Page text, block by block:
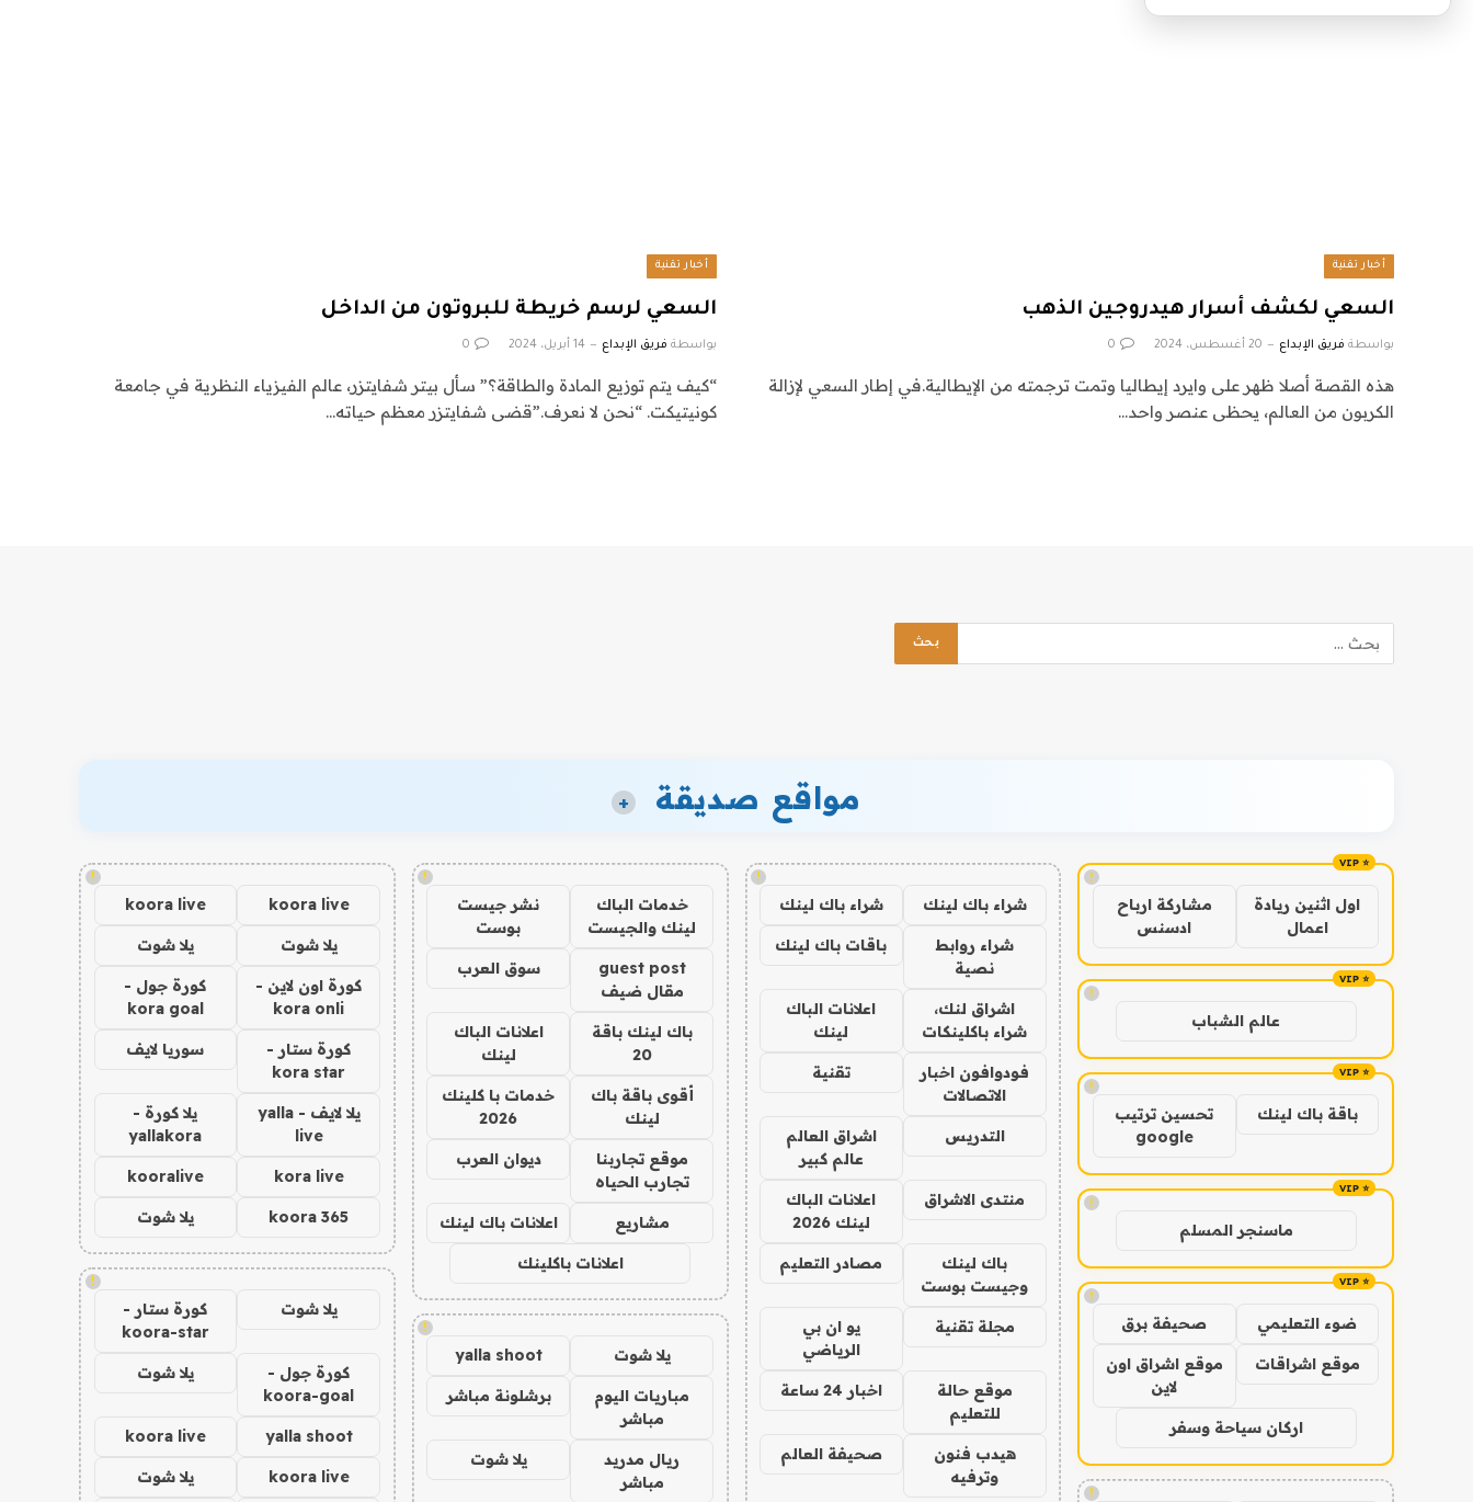
أخبار تقنية
السعي لكشف أسرار هيدروجين الذهب
بواسطة فريق الإبداع 20 أغسطس، 2024 0
هذه القصة أصلا ظهر على وايرد إيطاليا وتمت ترجمته من الإيطالية.في إطار السعي لإزالة
الكربون من العالم، يحظى عنصر واحد…
أخبار تقنية
السعي لرسم خريطة للبروتون من الداخل
بواسطة فريق الإبداع 14 أبريل، 2024 0
“كيف يتم توزيع المادة والطاقة؟” سأل بيتر شفايتزر، عالم الفيزياء النظرية في جامعة
كونيتيكت. “نحن لا نعرف.”قضى شفايتزر معظم حياته…
مواقع صديقة +
!
اول اثنين ريادة
اعمال
مشاركة ارباح
ادسنس
!
عالم الشباب
!
باقة باك لينك
تحسين ترتيب
google
!
ماسنجر المسلم
!
ضوء التعليمي صحيفة برق
موقع اشراقات
موقع اشراق اون
لاين
اركان سياحة وسفر
!
!
شراء باك لينك شراء باك لينك
شراء روابط
نصية
باقات باك لينك
اشراق لنك،
شراء باكلينكات
اعلانات الباك
لينك
فودوافون اخبار
الاتصالات
تقنية
التدريس
اشراق العالم
عالم كبير
منتدى الاشراق
اعلانات الباك
لينك 2026
باك لينك
وجيست بوست
مصادر التعليم
مجلة تقنية
يو ان بي
الرياضي
موقع حالة
للتعليم
اخبار 24 ساعة
هيدب فنون
وترفيه
صحيفة العالم
!
خدمات الباك
لينك والجيست
نشر جيست
بوست
guest post
مقال ضيف
سوق العرب
باك لينك باقة
20
اعلانات الباك
لينك
أقوى باقة باك
لينك
خدمات با كلينك
2026
موقع تجاربنا
تجارب الحياه
ديوان العرب
مشاريع اعلانات باك لينك
اعلانات باكلينك
!
يلا شوت yalla shoot
مباريات اليوم
مباشر
برشلونة مباشر
ريال مدريد
مباشر
يلا شوت
!
koora live
koora live
يلا شوت يلا شوت
كورة اون لاين -
kora onli
كورة جول -
kora goal
كورة ستار -
kora star
سوريا لايف
يلا لايف - yalla
live
يلا كورة -
yallakora
kora live
kooralive
koora 365 يلا شوت
!
يلا شوت
كورة ستار -
koora-star
كورة جول -
koora-goal
يلا شوت
yalla shoot
koora live
koora live يلا شوت